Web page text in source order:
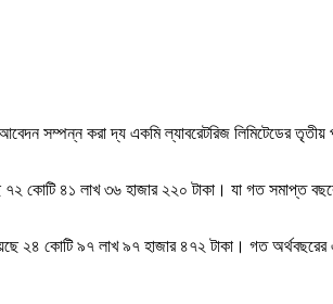
সম্পন্ন করা দ্য একমি ল্যাবরেটরিজ লিমিটেডের
৭২ কোটি ৪১ লাখ ৩৬ হাজার ২২০ টাকা। যা গত
২৪ কোটি ৯৭ লাখ ৯৭ হাজার ৪৭২ টাকা। গত